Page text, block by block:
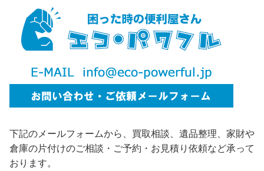
下記のメールフォームから、買取相談、遺品整理、家財や
倉庫の片付けのご相談・ご予約・お見積り依頼など承って
おります。